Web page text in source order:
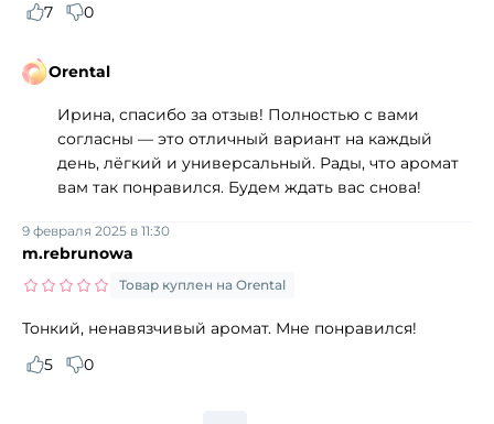
7
0
Orental
Ирина, спасибо за отзыв! Полностью с вами
согласны — это отличный вариант на каждый
день, лёгкий и универсальный. Рады, что аромат
вам так понравился. Будем ждать вас снова!
m.rebrunowa
9 февраля 2025 в 11:30
Товар куплен на Orental
Тонкий, ненавязчивый аромат. Мне понравился!
5
0